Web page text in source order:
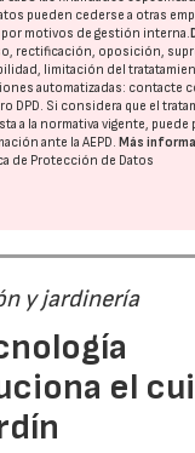
pueden cederse a otras
por motivos de gestión interna.
rectificación, oposición,
limitación del
automatizadas: contacte
DPD. Si considera que el
a la normativa vigente, puede
ante laAEPD. Más
de Protección de Datos
y jardinería
el